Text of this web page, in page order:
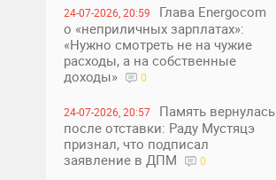
24-07-2026, 20:59
Глава Energocom
о «неприличных зарплатах»:
«Нужно смотреть не на чужие
расходы, а на собственные
доходы»
0
24-07-2026, 20:57
Память вернулась
после отставки: Раду Мустяцэ
признал, что подписал
заявление в ДПМ
0